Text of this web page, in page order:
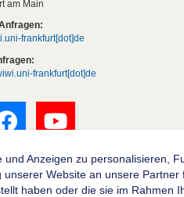
am Main
frankfurt[dot]de
frankfurt[dot]de
Frankfurt am Main
Anzeigen zu personalisieren,
Website an unsere
haben oder die sie im